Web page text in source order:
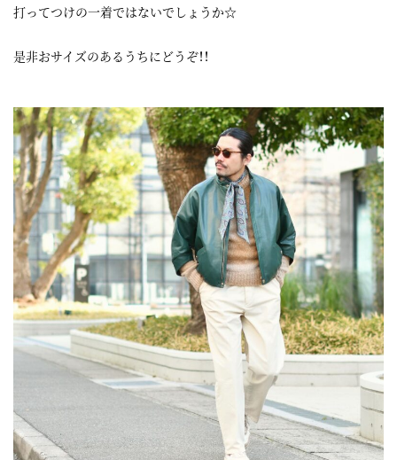
打ってつけの一着ではないでしょうか☆
是非おサイズのあるうちにどうぞ！！